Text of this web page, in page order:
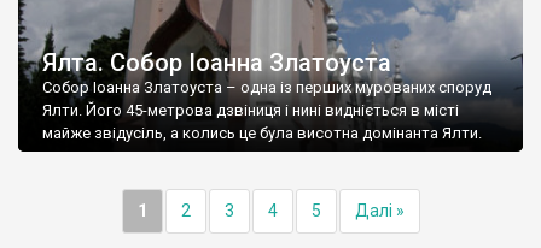
Ялта. Собор Іоанна Златоуста
Собор Іоанна Златоуста – одна із перших мурованих споруд
Ялти. Його 45-метрова дзвіниця і нині видніється в місті
майже звідусіль, а колись це була висотна домінанта Ялти.
1 2 3 4 5 Далі »